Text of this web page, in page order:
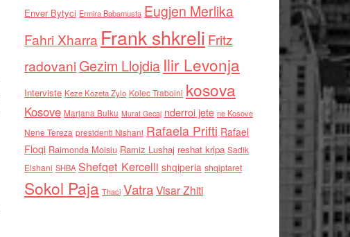
Enver Bytyci Ermira Babamusta Eugjen Merlika
Fahri Xharra Frank shkreli Fritz
radovaniGezim Llojdia Ilir Levonja
Interviste Keze Kozeta Zylo Kolec Traboini kosova
Kosove Marjana Bulku Murat Gecaj nderroi jete ne Kosove
Nene Tereza presidenti Nishani Rafaela Prifti Rafael
Floqi Raimonda Moisiu Ramiz Lushaj reshat kripa Sadik
Elshani SHBA Shefqet Kercelli shqiperia shqiptaret
Sokol Paja Thaci VatraVisar Zhiti